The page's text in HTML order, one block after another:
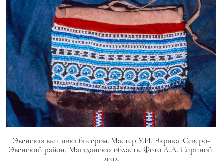
Эвенская вышивка бисером. Мастер У.И. Элрика. Северо-
Эвенский район, Магаданская область. Фото А.А. Сириной.
2002.